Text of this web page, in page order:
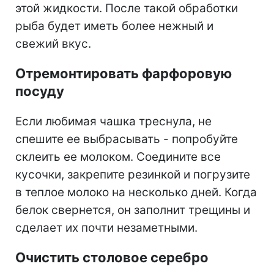
этой жидкости. После такой обработки
рыба будет иметь более нежный и
свежий вкус.
Отремонтировать фарфоровую
посуду
Если любимая чашка треснула, не
спешите ее выбрасывать - попробуйте
склеить ее молоком. Соедините все
кусочки, закрепите резинкой и погрузите
в теплое молоко на несколько дней. Когда
белок свернется, он заполнит трещины и
сделает их почти незаметными.
Очистить столовое серебро